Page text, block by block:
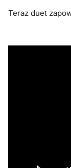
Teraz duet